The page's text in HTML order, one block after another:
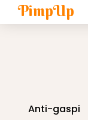
PimpUp
Anti-gaspi